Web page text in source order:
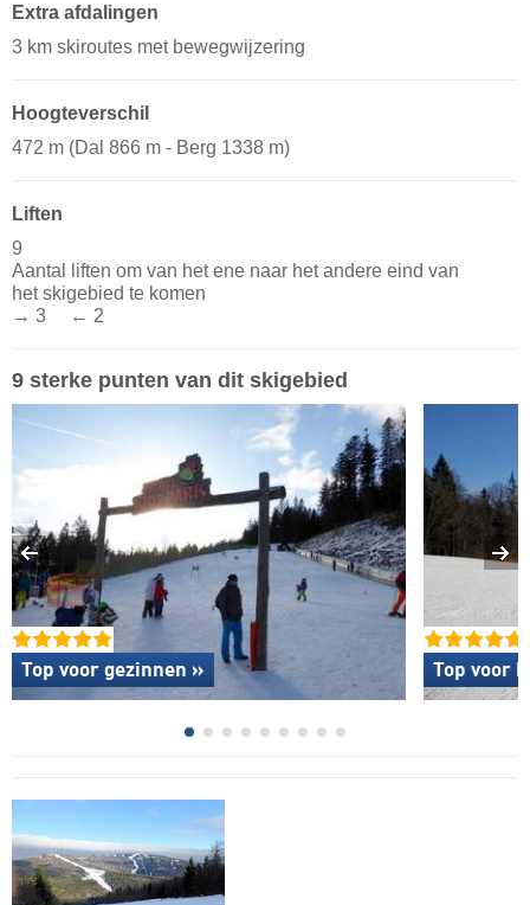
Extra afdalingen
3 km skiroutes met bewegwijzering
Hoogteverschil
472 m (Dal 866 m - Berg 1338 m)
Liften
9
Aantal liften om van het ene naar het andere eind van
het skigebied te komen
→ 3 ← 2
9 sterke punten van dit skigebied
Top voor gezinnen » Top voor